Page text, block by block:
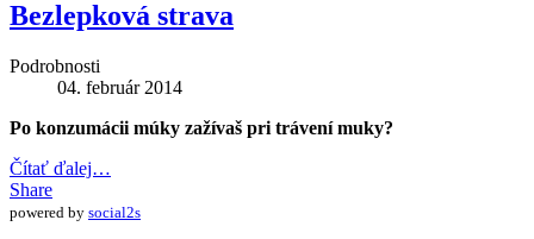
Bezlepková strava
Podrobnosti
04. február 2014
Po konzumácii múky zažívaš pri trávení muky?
Čítať ďalej…
Share
powered by social2s